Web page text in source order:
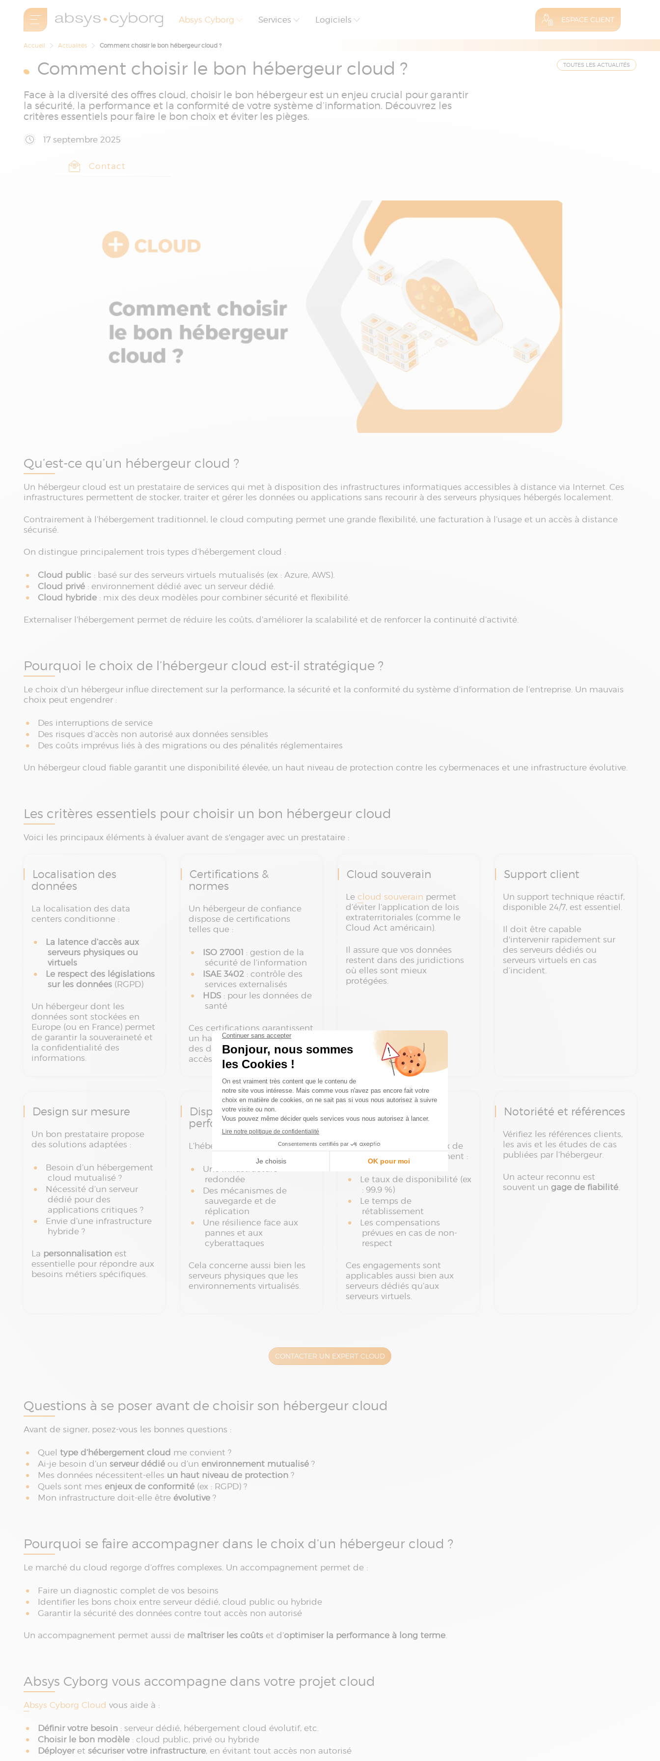
Absys Cyborg Services Logiciels ESPACE CLIENT
Accueil Actualités Comment choisir le bon hébergeur cloud ?
Comment choisir le bon hébergeur cloud ?
Face à la diversité des offres cloud, choisir le bon hébergeur est un enjeu crucial pour garantir
la sécurité, la performance et la conformité de votre système d’information. Découvrez les
critères essentiels pour faire le bon choix et éviter les pièges.
17 septembre 2025
TOUTES LES ACTUALITÉS
Contact
Qu’est-ce qu’un hébergeur cloud ?
Un hébergeur cloud est un prestataire de services qui met à disposition des infrastructures informatiques accessibles à distance via Internet. Ces
infrastructures permettent de stocker, traiter et gérer les données ou applications sans recourir à des serveurs physiques hébergés localement.
Contrairement à l’hébergement traditionnel, le cloud computing permet une grande flexibilité, une facturation à l’usage et un accès à distance
sécurisé.
On distingue principalement trois types d’hébergement cloud :
Cloud public : basé sur des serveurs virtuels mutualisés (ex : Azure, AWS).
Cloud privé : environnement dédié avec un serveur dédié.
Cloud hybride : mix des deux modèles pour combiner sécurité et flexibilité.
Externaliser l’hébergement permet de réduire les coûts, d’améliorer la scalabilité et de renforcer la continuité d’activité.
Pourquoi le choix de l’hébergeur cloud est-il stratégique ?
Le choix d’un hébergeur influe directement sur la performance, la sécurité et la conformité du système d’information de l’entreprise. Un mauvais
choix peut engendrer :
Des interruptions de service
Des risques d’accès non autorisé aux données sensibles
Des coûts imprévus liés à des migrations ou des pénalités réglementaires
Un hébergeur cloud fiable garantit une disponibilité élevée, un haut niveau de protection contre les cybermenaces et une infrastructure évolutive.
Les critères essentiels pour choisir un bon hébergeur cloud
Voici les principaux éléments à évaluer avant de s'engager avec un prestataire :
Localisation des
données
La localisation des data
centers conditionne :
La latence d’accès aux
serveurs physiques ou
virtuels
Le respect des législations
sur les données (RGPD)
Un hébergeur dont les
données sont stockées en
Europe (ou en France) permet
de garantir la souveraineté et
la confidentialité des
informations.
Certifications &
normes
Un hébergeur de confiance
dispose de certifications
telles que :
ISO 27001 : gestion de la
sécurité de l’information
ISAE 3402 : contrôle des
services externalisés
HDS : pour les données de
santé
Ces certifications garantissent
un haut niveau de protection
des données contre tout
accès non autorisé.
Cloud souverain
Le cloud souverain permet
d’éviter l’application de lois
extraterritoriales (comme le
Cloud Act américain).
Il assure que vos données
restent dans des juridictions
où elles sont mieux
protégées.
Support client
Un support technique réactif,
disponible 24/7, est essentiel.
Il doit être capable
d'intervenir rapidement sur
des serveurs dédiés ou
serveurs virtuels en cas
d’incident.
Design sur mesure
Un bon prestataire propose
des solutions adaptées :
Besoin d’un hébergement
cloud mutualisé ?
Nécessité d’un serveur
dédié pour des
applications critiques ?
Envie d’une infrastructure
hybride ?
La personnalisation est
essentielle pour répondre aux
besoins métiers spécifiques.
Disponibilité &
performance
L’hébergeur doit garantir :
Une infrastructure
redondée
Des mécanismes de
sauvegarde et de
réplication
Une résilience face aux
pannes et aux
cyberattaques
Cela concerne aussi bien les
serveurs physiques que les
environnements virtualisés.
Agreement)
Le SLAdéfinit les niveaux de
service garantis, notamment :
Le taux de disponibilité (ex
: 99,9 %)
Le temps de
rétablissement
Les compensations
prévues en cas de non-
respect
Ces engagements sont
applicables aussi bien aux
serveurs dédiés qu’aux
serveurs virtuels.
Notoriété et références
Vérifiez les références clients,
les avis et les études de cas
publiées par l’hébergeur.
Un acteur reconnu est
souvent un gage de fiabilité.
CONTACTER UN EXPERT CLOUD
Questions à se poser avant de choisir son hébergeur cloud
Avant de signer, posez-vous les bonnes questions :
Quel type d’hébergement cloud me convient ?
Ai-je besoin d’un serveur dédié ou d’un environnement mutualisé ?
Mes données nécessitent-elles un haut niveau de protection ?
Quels sont mes enjeux de conformité (ex : RGPD) ?
Mon infrastructure doit-elle être évolutive ?
Pourquoi se faire accompagner dans le choix d’un hébergeur cloud ?
Le marché du cloud regorge d’offres complexes. Un accompagnement permet de :
Faire un diagnostic complet de vos besoins
Identifier les bons choix entre serveur dédié, cloud public ou hybride
Garantir la sécurité des données contre tout accès non autorisé
Un accompagnement permet aussi de maîtriser les coûts et d’optimiser la performance à long terme.
Absys Cyborg vous accompagne dans votre projet cloud
Absys Cyborg Cloud vous aide à :
Définir votre besoin : serveur dédié, hébergement cloud évolutif, etc.
Choisir le bon modèle : cloud public, privé ou hybride
Déployeret sécuriser votre infrastructure, en évitant tout accès non autorisé